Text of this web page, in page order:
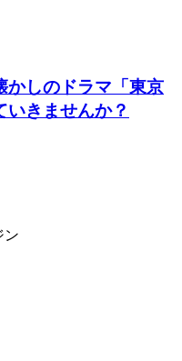
かしのドラマ「東京
いきませんか？
ン